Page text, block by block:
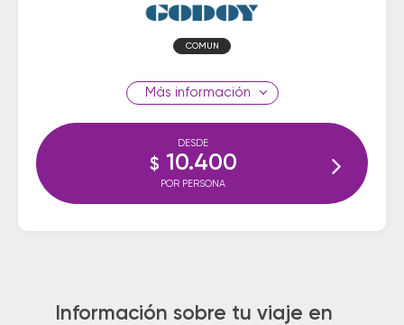
COMUN
información
DESDE
$ 10.400
POR PERSONA
Información sobre tu viaje en